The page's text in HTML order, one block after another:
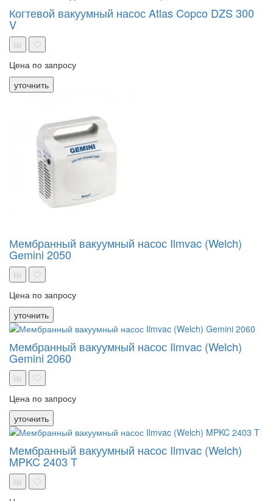
Когтевой вакуумный насос Atlas Copco DZS 300
V
Цена по запросу
уточнить
Мембранный вакуумный насос Ilmvac (Welch)
Gemini 2050
Цена по запросу
уточнить
Мембранный вакуумный насос Ilmvac (Welch)
Gemini 2060
Цена по запросу
уточнить
Мембранный вакуумный насос Ilmvac (Welch)
MPKC 2403 T